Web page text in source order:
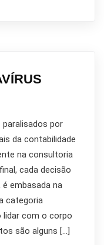
por
da contabilidade
na consultoria
cada decisão
embasada na
categoria
com o corpo
são alguns […]